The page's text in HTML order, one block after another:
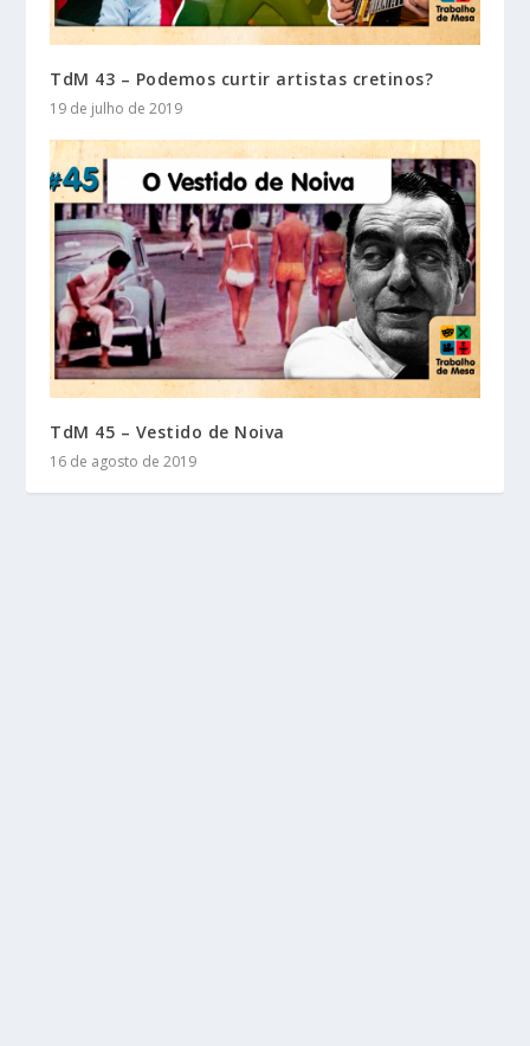
TdM 43 – Podemos curtir artistas cretinos?
19 de julho de 2019
TdM 45 – Vestido de Noiva
16 de agosto de 2019